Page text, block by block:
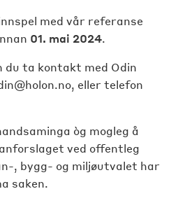
med vår referanse
01. mai 2024.
du ta kontakt med Odin
, eller telefon
òg mogleg å
ved offentleg
, bygg- og miljøutvalet har
saken.